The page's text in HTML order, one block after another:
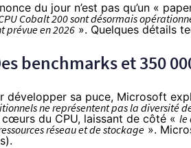
du jour n’est pas qu’un «
Cobalt 200 sont désormais
prévue en 2026 ». Quelques détails
benchmarks et 350
développer sa puce, Microsoft
ne représentent pas la diversité
du CPU, laissant de côté « le
réseau et de stockage ».